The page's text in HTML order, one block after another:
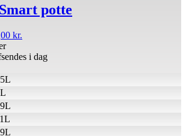
potte
kr.
til i dag